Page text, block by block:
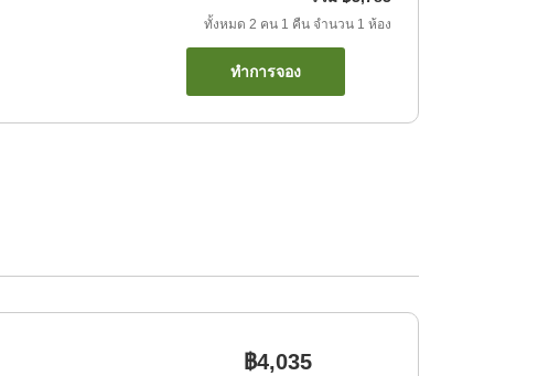
ทั้งหมด 2 คน 1 คืน จำนวน 1 ห้อง
ทำการจอง
฿4,035